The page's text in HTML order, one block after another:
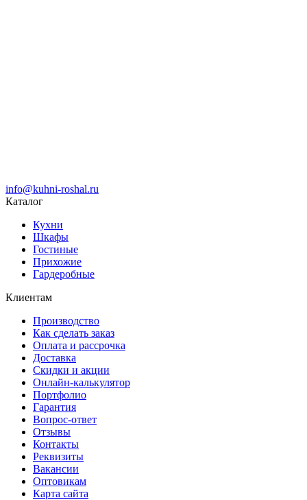
info@kuhni-roshal.ru
Каталог
Кухни
Шкафы
Гостиные
Прихожие
Гардеробные
Клиентам
Производство
Как сделать заказ
Оплата и рассрочка
Доставка
Скидки и акции
Онлайн-калькулятор
Портфолио
Гарантия
Вопрос-ответ
Отзывы
Контакты
Реквизиты
Вакансии
Оптовикам
Карта сайта